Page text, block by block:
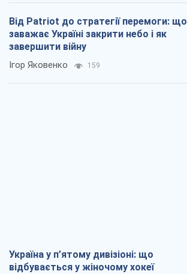
Від Patriot до стратегії перемоги: що
заважає Україні закрити небо і як
завершити війну
Ігор Яковенко 159
Україна у п’ятому дивізіоні: що
відбувається у жіночому хокеї